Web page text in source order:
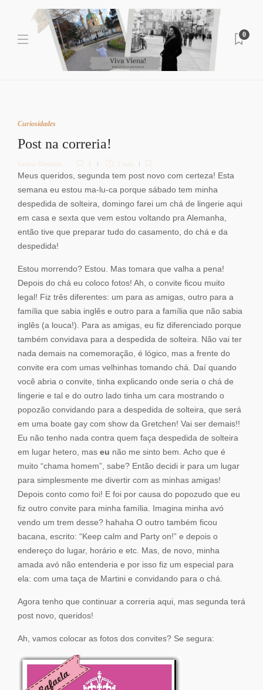
0
Curiosidades
Post na correria!
Letícia Diethelm 1 2 min
Meus queridos, segunda tem post novo com certeza! Esta
semana eu estou ma-lu-ca porque sábado tem minha
despedida de solteira, domingo farei um chá de lingerie aqui
em casa e sexta que vem estou voltando pra Alemanha,
então tive que preparar tudo do casamento, do chá e da
despedida!
Estou morrendo? Estou. Mas tomara que valha a pena!
Depois do chá eu coloco fotos! Ah, o convite ficou muito
legal! Fiz três diferentes: um para as amigas, outro para a
família que sabia inglês e outro para a família que não sabia
inglês (a louca!). Para as amigas, eu fiz diferenciado porque
também convidava para a despedida de solteira. Não vai ter
nada demais na comemoração, é lógico, mas a frente do
convite era com umas velhinhas tomando chá. Daí quando
você abria o convite, tinha explicando onde seria o chá de
lingerie e tal e do outro lado tinha um cara mostrando o
popozão convidando para a despedida de solteira, que será
em uma boate gay com show da Gretchen! Vai ser demais!!
Eu não tenho nada contra quem faça despedida de solteira
em lugar hetero, mas eu não me sinto bem. Acho que é
muito “chama homem”, sabe? Então decidi ir para um lugar
para simplesmente me divertir com as minhas amigas!
Depois conto como foi! E foi por causa do popozudo que eu
fiz outro convite para minha família. Imagina minha avó
vendo um trem desse? hahaha O outro também ficou
bacana, escrito: “Keep calm and Party on!” e depois o
endereço do lugar, horário e etc. Mas, de novo, minha
amada avó não entenderia e por isso fiz um especial para
ela: com uma taça de Martini e convidando para o chá.
Agora tenho que continuar a correria aqui, mas segunda terá
post novo, queridos!
Ah, vamos colocar as fotos dos convites? Se segura: